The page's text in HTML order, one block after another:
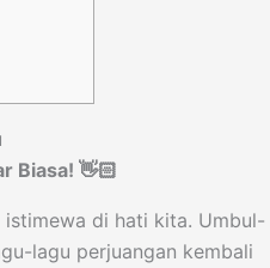
Biasa! 👋🏻
di hati kita. Umbul-
lagu perjuangan kembali